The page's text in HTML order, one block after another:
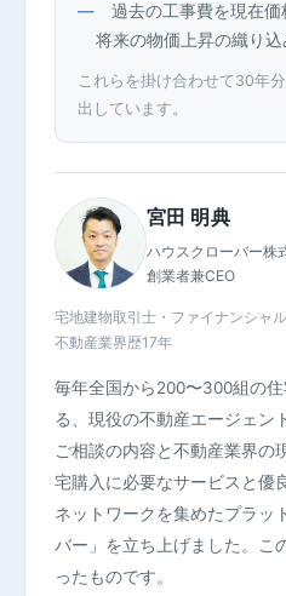
過去の工事費を現在価
将来の物価上昇の織り込
これらを掛け合わせて30年
出しています。
宮田 明典
ハウスクローバー株
創業者兼CEO
宅地建物取引士・ファイナンシャ
不動産業界歴17年
毎年全国から200〜300組の
る、現役の不動産エージェン
ご相談の内容と不動産業界の
宅購入に必要なサービスと優
ネットワークを集めたプラッ
バー」を立ち上げました。こ
ったものです。